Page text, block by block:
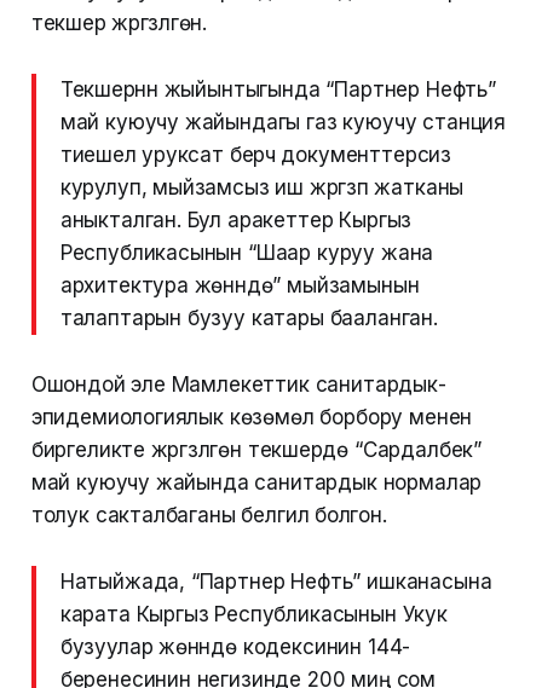
текшерүү жүргүзүлгөн.
Текшерүүнүн жыйынтыгында “Партнер Нефть”
май куюучу жайындагы газ куюучу станция
тиешелүү уруксат берүүчү документтерсиз
курулуп, мыйзамсыз иш жүргүзүп жатканы
аныкталган. Бул аракеттер Кыргыз
Республикасынын “Шаар куруу жана
архитектура жөнүндө” мыйзамынын
талаптарын бузуу катары бааланган.
Ошондой эле Мамлекеттик санитардык-
эпидемиологиялык көзөмөл борбору менен
биргеликте жүргүзүлгөн текшерүүдө “Сардалбек”
май куюучу жайында санитардык нормалар
толук сакталбаганы белгилүү болгон.
Натыйжада, “Партнер Нефть” ишканасына
карата Кыргыз Республикасынын Укук
бузуулар жөнүндө кодексинин 144-
беренесинин негизинде 200 миң сом